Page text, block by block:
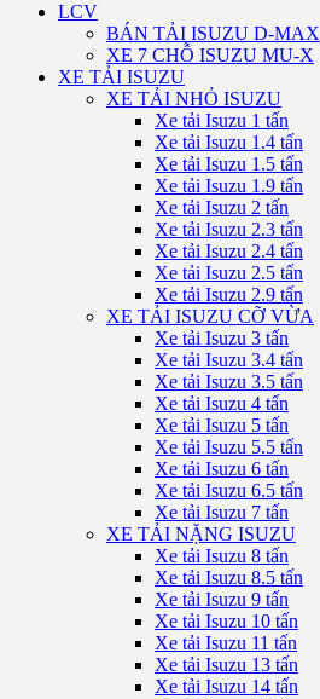
LCV
BÁN TẢI ISUZU D-MAX
XE 7 CHỖ ISUZU MU-X
XE TẢI ISUZU
XE TẢI NHỎ ISUZU
Xe tải Isuzu 1 tấn
Xe tải Isuzu 1.4 tấn
Xe tải Isuzu 1.5 tấn
Xe tải Isuzu 1.9 tấn
Xe tải Isuzu 2 tấn
Xe tải Isuzu 2.3 tấn
Xe tải Isuzu 2.4 tấn
Xe tải Isuzu 2.5 tấn
Xe tải Isuzu 2.9 tấn
XE TẢI ISUZU CỠ VỪA
Xe tải Isuzu 3 tấn
Xe tải Isuzu 3.4 tấn
Xe tải Isuzu 3.5 tấn
Xe tải Isuzu 4 tấn
Xe tải Isuzu 5 tấn
Xe tải Isuzu 5.5 tấn
Xe tải Isuzu 6 tấn
Xe tải Isuzu 6.5 tấn
Xe tải Isuzu 7 tấn
XE TẢI NẶNG ISUZU
Xe tải Isuzu 8 tấn
Xe tải Isuzu 8.5 tấn
Xe tải Isuzu 9 tấn
Xe tải Isuzu 10 tấn
Xe tải Isuzu 11 tấn
Xe tải Isuzu 13 tấn
Xe tải Isuzu 14 tấn